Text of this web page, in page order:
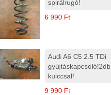
spirálrugó!
6 990 Ft
Audi A6 C5 2.5 TDi
gyújtáskapcsoló!2db
kulccsal!
9 990 Ft